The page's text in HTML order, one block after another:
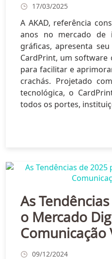
17/03/2025
A AKAD, referência
anos no mercado de
gráficas, apresenta
CardPrint, um software
para facilitar e
crachás. Projetado
tecnológica, o
todos os portes,
As
o Mercado
Comunicação
09/12/2024